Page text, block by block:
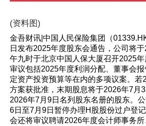
(资料图)
金吾财讯|中国人民保险集团（
日发布2025年度股东会通告，公司将
午九时于北京中国人保大厦召开2025
审议包括2025年度利润分配、董事会
定资产投资预算等在内的多项议案。若
方案获批准，末期股息将于2026年7月
2026年7月9日名列股东名册的股东。
6日至7月9日暂停办理H股股份过户登
会还将审议聘请2026年度会计师事务